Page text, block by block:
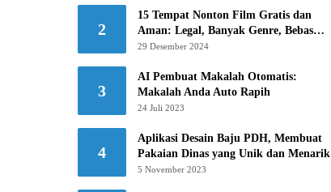
2
15 Tempat Nonton Film Gratis dan
Aman: Legal, Banyak Genre, Bebas
Khawatir!
29 Desember 2024
3
AI Pembuat Makalah Otomatis:
Makalah Anda Auto Rapih
24 Juli 2023
4
Aplikasi Desain Baju PDH, Membuat
Pakaian Dinas yang Unik dan Menarik
5 November 2023